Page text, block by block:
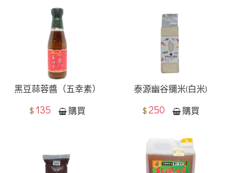
黑豆蒜蓉醬（五幸素）
$ 135 購買
泰源幽谷獼米(白米)
$250 購買